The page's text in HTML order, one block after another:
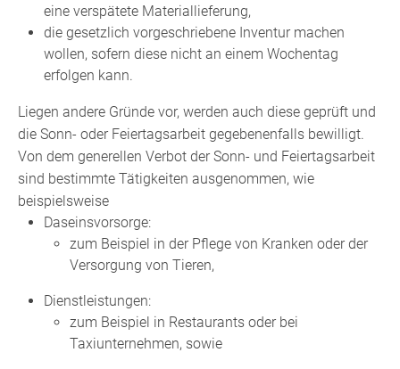
eine verspätete Materiallieferung,
die gesetzlich vorgeschriebene Inventur machen
wollen, sofern diese nicht an einem Wochentag
erfolgen kann.
Liegen andere Gründe vor, werden auch diese geprüft und
die Sonn- oder Feiertagsarbeit gegebenenfalls bewilligt.
Von dem generellen Verbot der Sonn- und Feiertagsarbeit
sind bestimmte Tätigkeiten ausgenommen, wie
beispielsweise
Daseinsvorsorge:
zum Beispiel in der Pflege von Kranken oder der
Versorgung von Tieren,
Dienstleistungen:
zum Beispiel in Restaurants oder bei
Taxiunternehmen, sowie